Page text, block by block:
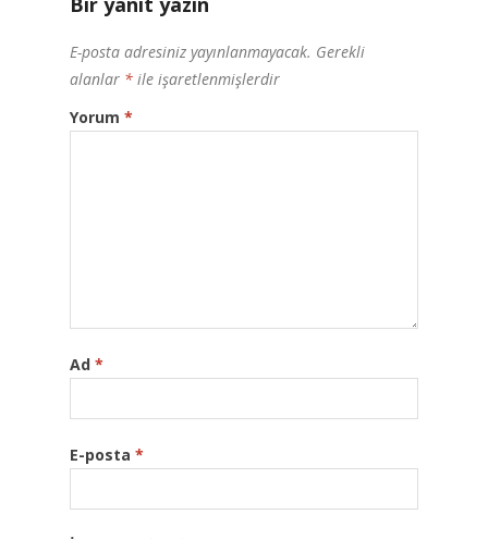
E-posta adresiniz yayınlanmayacak. Gerekli
alanlar * ile işaretlenmişlerdir
Yorum *
Ad *
E-posta *